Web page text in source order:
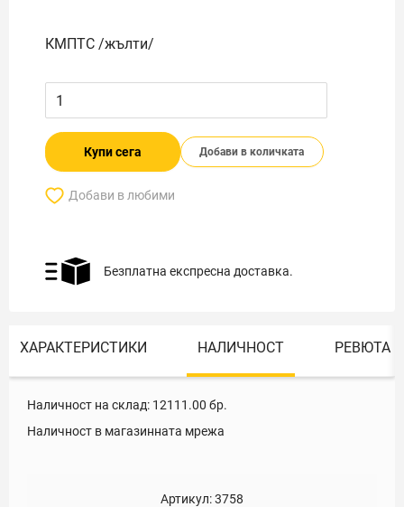
КМПТС /жълти/
Купи сега Добави в количката
Добави в любими
Безплатна експресна доставка.
ХАРАКТЕРИСТИКИ НАЛИЧНОСТ РЕВЮТА
Наличност на склад: 12111.00 бр.
Наличност в магазинната мрежа
Артикул:3758